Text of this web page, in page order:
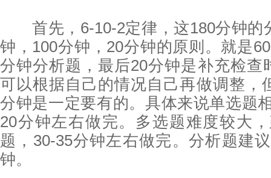
首先，6-10-2定律，这180分钟的
钟，100分钟，20分钟的原则。就是
分钟分析题，最后20分钟是补充检查
可以根据自己的情况自己再做调整，
分钟是一定要有的。具体来说单选题
20分钟左右做完。多选题难度较大
题，30-35分钟左右做完。分析题建
钟。